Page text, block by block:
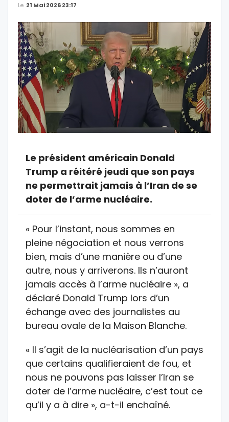
Le 21 Mai 2026 23:17
Le président américain Donald
Trump a réitéré jeudi que son pays
ne permettrait jamais à l’Iran de se
doter de l’arme nucléaire.
« Pour l’instant, nous sommes en
pleine négociation et nous verrons
bien, mais d’une manière ou d’une
autre, nous y arriverons. Ils n’auront
jamais accès à l’arme nucléaire », a
déclaré Donald Trump lors d’un
échange avec des journalistes au
bureau ovale de la Maison Blanche.
« Il s’agit de la nucléarisation d’un pays
que certains qualifieraient de fou, et
nous ne pouvons pas laisser l’Iran se
doter de l’arme nucléaire, c’est tout ce
qu’il y a à dire », a-t-il enchaîné.